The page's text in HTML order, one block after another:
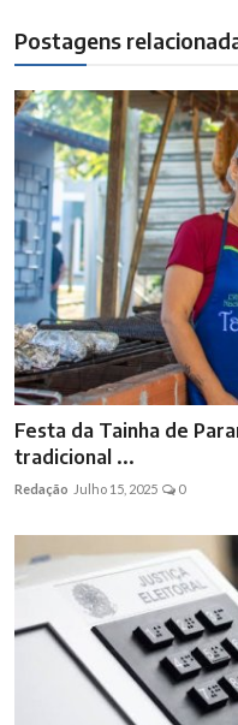
Postagens
Festa da Tainha de
tradicional ...
Redação Julho 15, 2025 0